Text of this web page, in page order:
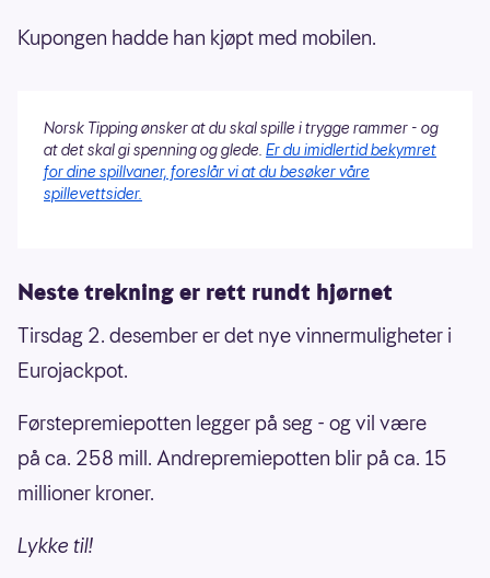
Kupongen hadde han kjøpt med mobilen.
Norsk Tipping ønsker at du skal spille i trygge rammer - og
at det skal gi spenning og glede. Er du imidlertid bekymret
for dine spillvaner, foreslår vi at du besøker våre
spillevettsider.
Neste trekning er rett rundt hjørnet
Tirsdag 2. desember er det nye vinnermuligheter i
Eurojackpot.
Førstepremiepotten legger på seg - og vil være
på ca. 258 mill. Andrepremiepotten blir på ca. 15
millioner kroner.
Lykke til!